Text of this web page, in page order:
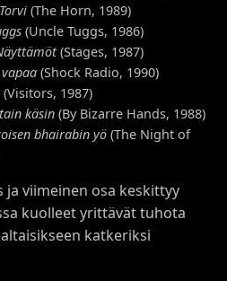
Torvi (The Horn, 1989)
(Uncle Tuggs, 1986)
(Stages, 1987)
(Shock Radio, 1990)
(Visitors, 1987)
käsin (By Bizarre Hands, 1988)
bhairabin yö (The Night of
ja viimeinen osa keskittyy
kuolleet yrittävät tuhota
katkeriksi